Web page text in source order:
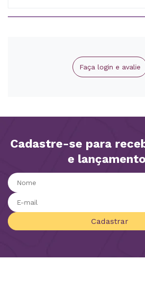
Faça login e avalie
Cadastre-se para
e
Cadastrar